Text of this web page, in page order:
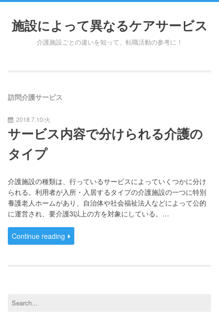
content
施設によって異なるケアサービス
介護施設ごとの違いを知って、転職活動の参考に！
訪問介護サービス
2018.7.10/火
サービス内容で分けられる介護の
タイプ
介護施設の種類は、行っているサービスによっていくつかに分け
られる。利用者が入所・入居するタイプの介護施設の一つに特別
養護老人ホームがあり、自治体や社会福祉法人などによって公的
に運営され、要介護3以上の方を対象にしている。…
Continue reading
Search
for: